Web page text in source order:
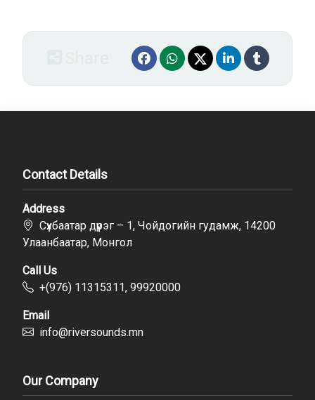
Contact Details
Address
Сүхбаатар дүүрэг – 1, Чойдогийн гудамж, 14200
Улаанбаатар, Монгол
Call Us
+(976) 11315311, 99920000
Email
info@riversounds.mn
Our Company